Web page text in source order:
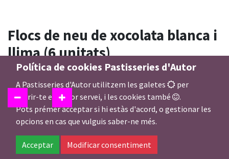
Flocs de neu de xocolata blanca i
llima (6 unitats)
Afegir a la Cistella
En estoc
Política de cookies Pastisseries d'Autor
A Pastisseries d'Autor utilitzem les galetes
per
oferir-te el millor servei, i les cookies també
.
Pots prémer acceptar si hi estàs d'acord, o gestionar les
opcions en cas que vulguis saber-ne més.
Acceptar Modificar consentiment